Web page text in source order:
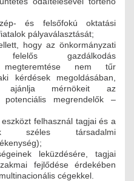
és felsőfokú oktatási
pályaválasztását;
hogy az önkormányzati
gazdálkodás
megteremtése nem tűr
kérdések megoldásában,
ajánlja mérnökeit az
megrendelők –
felhasznál tagjai és a
széles társadalmi
leküzdésére, tagjai
fejlődése érdekében
cégekkel.